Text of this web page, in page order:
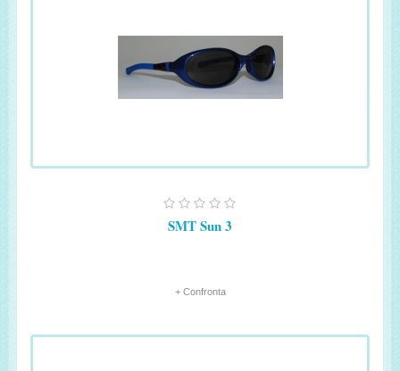
SMT Sun 3
+ Confronta